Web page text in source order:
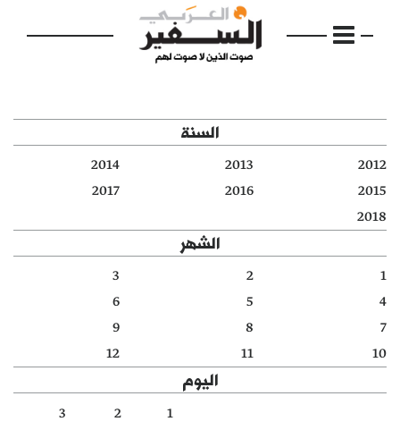
الرئيسية
مواضيع
دفاتر
السنة
2012
2013
2014
2015
2016
2017
2018
الشهر
1
2
3
4
5
6
7
8
9
10
11
12
اليوم
1
2
3